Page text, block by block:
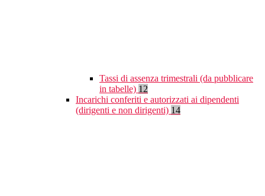
Tassi di assenza trimestrali (da pubblicare
in tabelle) 12
Incarichi conferiti e autorizzati ai dipendenti
(dirigenti e non dirigenti) 14